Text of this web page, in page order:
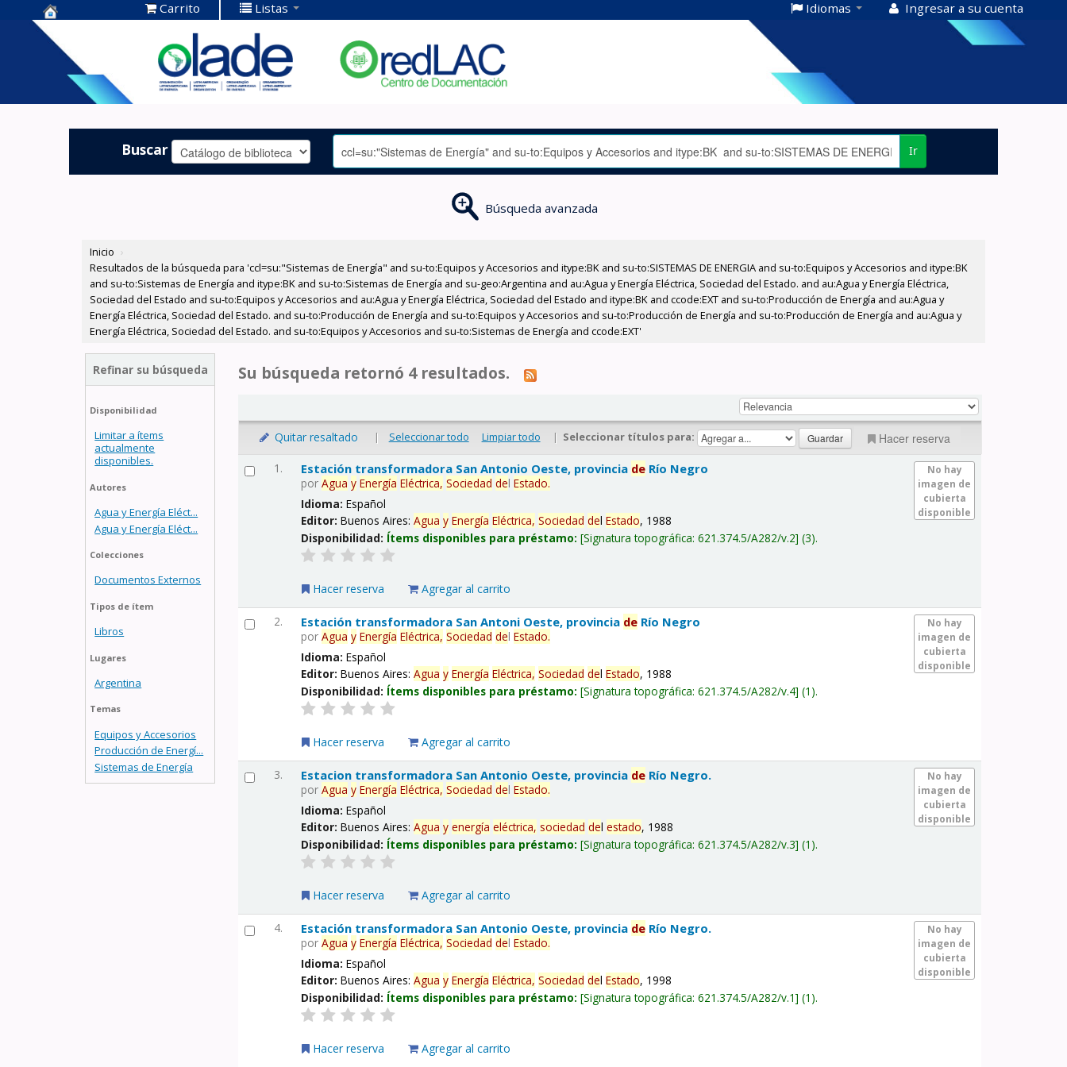
Centro de
Documentación
OLADE -
Carrito Listas Idiomas Ingresar a su cuenta
Buscar Ir
Búsqueda avanzada
Inicio ›
Resultados de la búsqueda para 'ccl=su:"Sistemas de Energía" and su-to:Equipos y Accesorios and itype:BK and su-to:SISTEMAS DE ENERGIA and su-to:Equipos y Accesorios and itype:BK
and su-to:Sistemas de Energía and itype:BK and su-to:Sistemas de Energía and su-geo:Argentina and au:Agua y Energía Eléctrica, Sociedad del Estado. and au:Agua y Energía Eléctrica,
Sociedad del Estado and su-to:Equipos y Accesorios and au:Agua y Energía Eléctrica, Sociedad del Estado and itype:BK and ccode:EXT and su-to:Producción de Energía and au:Agua y
Energía Eléctrica, Sociedad del Estado. and su-to:Producción de Energía and su-to:Equipos y Accesorios and su-to:Producción de Energía and su-to:Producción de Energía and au:Agua y
Energía Eléctrica, Sociedad del Estado. and su-to:Equipos y Accesorios and su-to:Sistemas de Energía and ccode:EXT'
Refinar su búsqueda
Disponibilidad
Limitar a ítems
actualmente
disponibles.
Autores
Agua y Energía Eléct...
Agua y Energía Eléct...
Colecciones
Documentos Externos
Tipos de ítem
Libros
Lugares
Argentina
Temas
Equipos y Accesorios
Producción de Energí...
Sistemas de Energía
Su búsqueda retornó 4 resultados.
Quitar resaltado | Seleccionar todo Limpiar todo | Seleccionar títulos para: Hacer reserva
1.
No hay
imagen de
cubierta
disponible
Estación transformadora San Antonio Oeste, provincia de Río Negro
porAgua y Energía Eléctrica, Sociedad delEstado.
Idioma:Español
Editor:Buenos Aires:Agua y Energía Eléctrica, Sociedad delEstado, 1988
Disponibilidad: Ítems disponibles para préstamo: Signatura topográfica:621.374.5/A282/v.2 (3).
Hacer reserva Agregar al carrito
2.
No hay
imagen de
cubierta
disponible
Estación transformadora San Antoni Oeste, provincia de Río Negro
porAgua y Energía Eléctrica, Sociedad delEstado.
Idioma:Español
Editor:Buenos Aires:Agua y Energía Eléctrica, Sociedad delEstado, 1988
Disponibilidad: Ítems disponibles para préstamo: Signatura topográfica:621.374.5/A282/v.4 (1).
Hacer reserva Agregar al carrito
3.
No hay
imagen de
cubierta
disponible
Estacion transformadora San Antonio Oeste, provincia de Río Negro.
porAgua y Energía Eléctrica, Sociedad delEstado.
Idioma:Español
Editor:Buenos Aires:Agua y energía eléctrica, sociedad delestado, 1988
Disponibilidad: Ítems disponibles para préstamo: Signatura topográfica:621.374.5/A282/v.3 (1).
Hacer reserva Agregar al carrito
4.
No hay
imagen de
cubierta
disponible
Estación transformadora San Antonio Oeste, provincia de Río Negro.
porAgua y Energía Eléctrica, Sociedad delEstado.
Idioma:Español
Editor:Buenos Aires:Agua y Energía Eléctrica, Sociedad delEstado, 1998
Disponibilidad: Ítems disponibles para préstamo: Signatura topográfica:621.374.5/A282/v.1 (1).
Hacer reserva Agregar al carrito